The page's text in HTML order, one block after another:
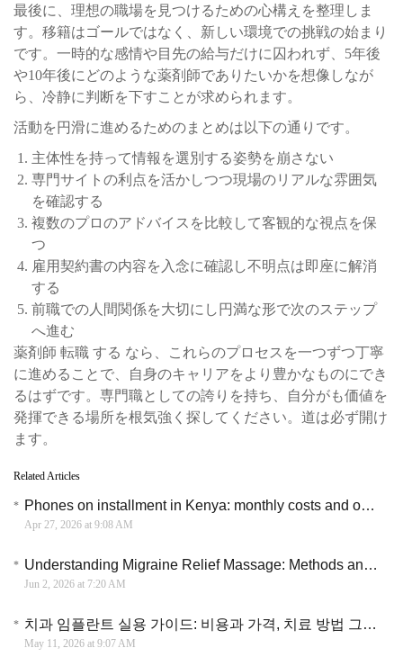
最後に、理想の職場を見つけるための心構えを整理しま
す。移籍はゴールではなく、新しい環境での挑戦の始まり
です。一時的な感情や目先の給与だけに囚われず、5年後
や10年後にどのような薬剤師でありたいかを想像しなが
ら、冷静に判断を下すことが求められます。
活動を円滑に進めるためのまとめは以下の通りです。
主体性を持って情報を選別する姿勢を崩さない
専門サイトの利点を活かしつつ現場のリアルな雰囲気
を確認する
複数のプロのアドバイスを比較して客観的な視点を保
つ
雇用契約書の内容を入念に確認し不明点は即座に解消
する
前職での人間関係を大切にし円満な形で次のステップ
へ進む
薬剤師 転職 する なら、これらのプロセスを一つずつ丁寧
に進めることで、自身のキャリアをより豊かなものにでき
るはずです。専門職としての誇りを持ち、自分がも価値を
発揮できる場所を根気強く探してください。道は必ず開け
ます。
Related Articles
Phones on installment in Kenya: monthly costs and options explained
Apr 27, 2026 at 9:08 AM
Understanding Migraine Relief Massage: Methods and Benefits Explained
Jun 2, 2026 at 7:20 AM
치과 임플란트 실용 가이드: 비용과 가격, 치료 방법 그리고 병원 선택 전략
May 11, 2026 at 9:07 AM